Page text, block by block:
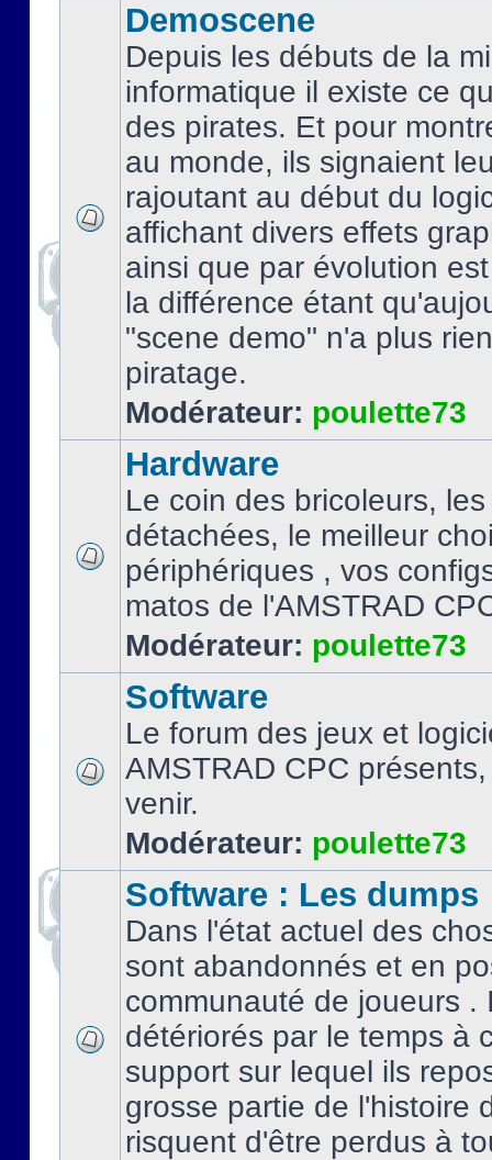
Demoscene
Depuis les débuts de la
informatique il existe ce
des pirates. Et pour
au monde, ils signaient
rajoutant au début du
affichant divers effets
ainsi que par évolution
la différence étant
"scene demo" n'a plus
piratage.
Modérateur: poulette73
Hardware
Le coin des bricoleurs,
détachées, le meilleur
périphériques , vos
matos de l'AMSTRAD
Modérateur: poulette73
Software
Le forum des jeux et
AMSTRAD CPC
venir.
Modérateur: poulette73
Software : Les dumps
Dans l'état actuel des
sont abandonnés et en
communauté de joueurs .
détériorés par le temps à
support sur lequel ils
grosse partie de l'histoire
risquent d'être perdus à